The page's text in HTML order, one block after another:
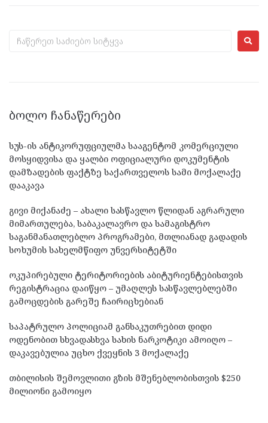
ᲑᲝᲚᲝ ᲩᲐᲜᲐᲬᲔᲠᲔᲑᲘ
სუს-ის ანტიკორუფციულმა სააგენტომ კომერციული
მოსყიდვისა და ყალბი ოფიციალური დოკუმენტის
დამზადების ფაქტზე საქართველოს სამი მოქალაქე
დააკავა
გივი მიქანაძე – ახალი სასწავლო წლიდან აგრარული
მიმართულება, საბაკალავრო და სამაგისტრო
საგანმანათლებლო პროგრამები, მთლიანად გადადის
სოხუმის სახელმწიფო უნვერსიტეტში
ოკუპირებული ტერიტორიების აბიტურიენტებისთვის
რეგისტრაცია დაიწყო – უმაღლეს სასწავლებლებში
გამოცდების გარეშე ჩაირიცხებიან
საპატრულო პოლიციამ განსაკუთრებით დიდი
ოდენობით სხვადასხვა სახის ნარკოტიკი ამოიღო –
დაკავებულია უცხო ქვეყნის 3 მოქალაქე
თბილისის შემოვლითი გზის მშენებლობისთვის $250
მილიონი გამოიყო